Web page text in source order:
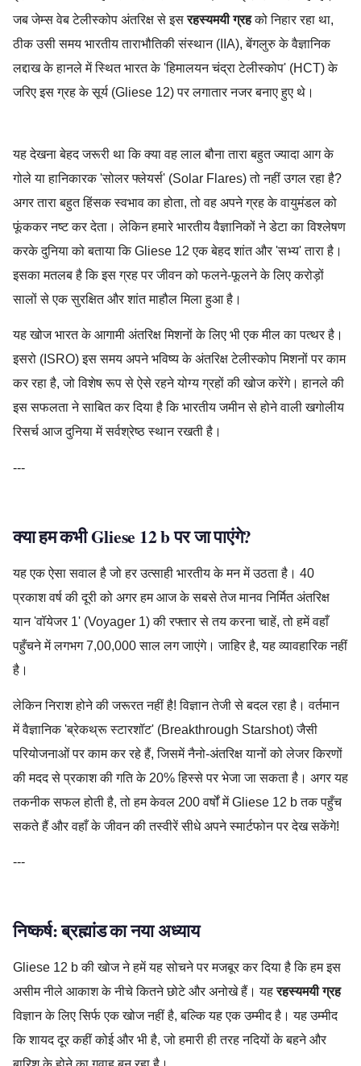
जब जेम्स वेब टेलीस्कोप अंतरिक्ष से इसरहस्यमयी ग्रहको निहार रहा था,
ठीक उसी समय भारतीय ताराभौतिकी संस्थान (IIA), बेंगलुरु के वैज्ञानिक
लद्दाख के हानले में स्थित भारत के 'हिमालयन चंद्रा टेलीस्कोप' (HCT) के
जरिए इस ग्रह के सूर्य (Gliese 12) पर लगातार नजर बनाए हुए थे।
यह देखना बेहद जरूरी था कि क्या वह लाल बौना तारा बहुत ज्यादा आग के
गोले या हानिकारक 'सोलर फ्लेयर्स' (Solar Flares) तो नहीं उगल रहा है?
अगर तारा बहुत हिंसक स्वभाव का होता, तो वह अपने ग्रह के वायुमंडल को
फूंककर नष्ट कर देता। लेकिन हमारे भारतीय वैज्ञानिकों ने डेटा का विश्लेषण
करके दुनिया को बताया कि Gliese 12 एक बेहद शांत और 'सभ्य' तारा है।
इसका मतलब है कि इस ग्रह पर जीवन को फलने-फूलने के लिए करोड़ों
सालों से एक सुरक्षित और शांत माहौल मिला हुआ है।
यह खोज भारत के आगामी अंतरिक्ष मिशनों के लिए भी एक मील का पत्थर है।
इसरो (ISRO) इस समय अपने भविष्य के अंतरिक्ष टेलीस्कोप मिशनों पर काम
कर रहा है, जो विशेष रूप से ऐसे रहने योग्य ग्रहों की खोज करेंगे। हानले की
इस सफलता ने साबित कर दिया है कि भारतीय जमीन से होने वाली खगोलीय
रिसर्च आज दुनिया में सर्वश्रेष्ठ स्थान रखती है।
---
क्या हम कभी Gliese 12 b पर जा पाएंगे?
यह एक ऐसा सवाल है जो हर उत्साही भारतीय के मन में उठता है। 40
प्रकाश वर्ष की दूरी को अगर हम आज के सबसे तेज मानव निर्मित अंतरिक्ष
यान 'वॉयेजर 1' (Voyager 1) की रफ्तार से तय करना चाहें, तो हमें वहाँ
पहुँचने में लगभग 7,00,000 साल लग जाएंगे। जाहिर है, यह व्यावहारिक नहीं
है।
लेकिन निराश होने की जरूरत नहीं है! विज्ञान तेजी से बदल रहा है। वर्तमान
में वैज्ञानिक 'ब्रेकथ्रू स्टारशॉट' (Breakthrough Starshot) जैसी
परियोजनाओं पर काम कर रहे हैं, जिसमें नैनो-अंतरिक्ष यानों को लेजर किरणों
की मदद से प्रकाश की गति के 20% हिस्से पर भेजा जा सकता है। अगर यह
तकनीक सफल होती है, तो हम केवल 200 वर्षों में Gliese 12 b तक पहुँच
सकते हैं और वहाँ के जीवन की तस्वीरें सीधे अपने स्मार्टफोन पर देख सकेंगे!
---
निष्कर्ष: ब्रह्मांड का नया अध्याय
Gliese 12 b की खोज ने हमें यह सोचने पर मजबूर कर दिया है कि हम इस
असीम नीले आकाश के नीचे कितने छोटे और अनोखे हैं। यहरहस्यमयी ग्रह
विज्ञान के लिए सिर्फ एक खोज नहीं है, बल्कि यह एक उम्मीद है। यह उम्मीद
कि शायद दूर कहीं कोई और भी है, जो हमारी ही तरह नदियों के बहने और